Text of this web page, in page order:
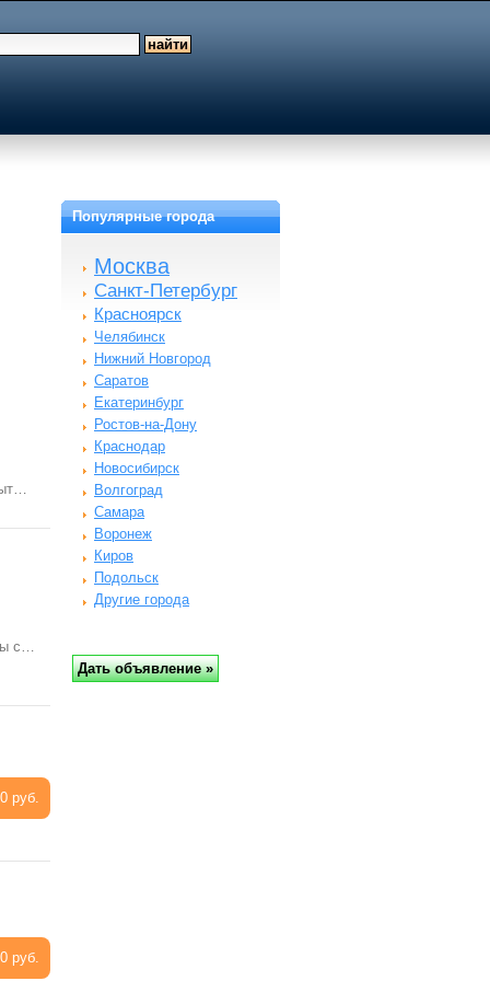
с…
руб.
руб.
Популярные города
Москва
Санкт-Петербург
Красноярск
Челябинск
Нижний Новгород
Саратов
Екатеринбург
Ростов-на-Дону
Краснодар
Новосибирск
Волгоград
Самара
Воронеж
Киров
Подольск
Другие города